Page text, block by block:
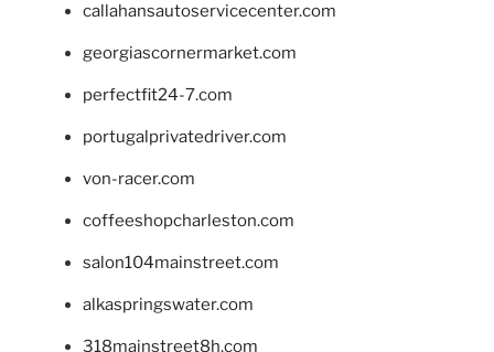
callahansautoservicecenter.com
georgiascornermarket.com
perfectfit24-7.com
portugalprivatedriver.com
von-racer.com
coffeeshopcharleston.com
salon104mainstreet.com
alkaspringswater.com
318mainstreet8h.com